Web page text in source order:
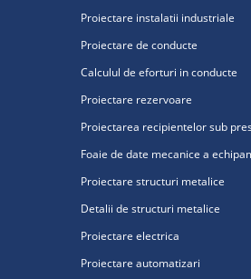
Proiectare instalatii industriale
Proiectare de conducte
Calculul de eforturi in conducte
Proiectare rezervoare
Proiectarea recipientelor sub
Foaie de date mecanice a
Proiectare structuri metalice
Detalii de structuri metalice
Proiectare electrica
Proiectare automatizari